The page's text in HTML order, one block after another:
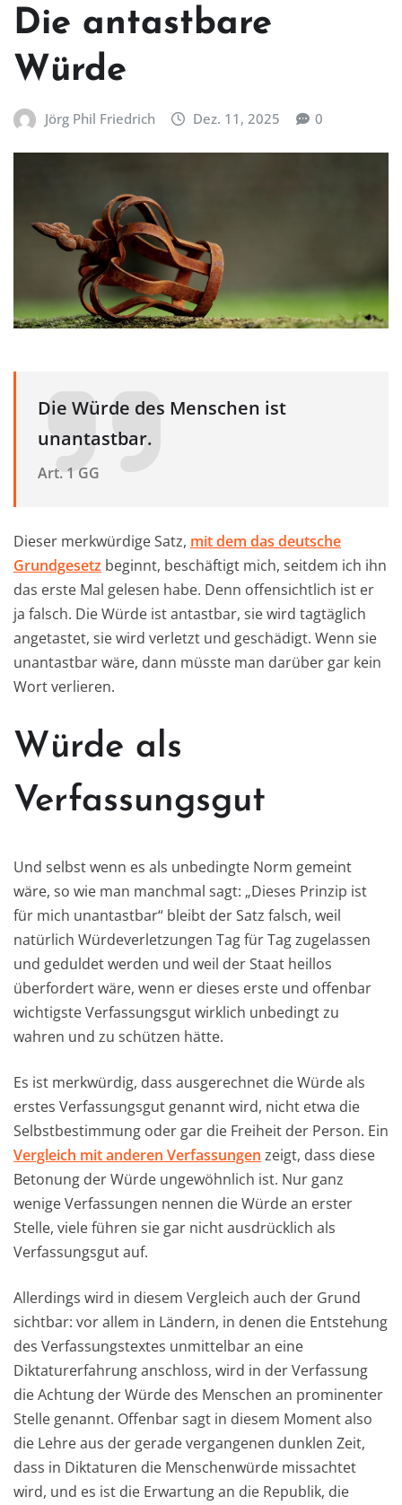
Die antastbare
Würde
Jörg Phil Friedrich Dez. 11, 2025 0
Die Würde des Menschen ist
unantastbar.
Art. 1 GG
Dieser merkwürdige Satz, mit dem das deutsche
Grundgesetz beginnt, beschäftigt mich, seitdem ich ihn
das erste Mal gelesen habe. Denn offensichtlich ist er
ja falsch. Die Würde ist antastbar, sie wird tagtäglich
angetastet, sie wird verletzt und geschädigt. Wenn sie
unantastbar wäre, dann müsste man darüber gar kein
Wort verlieren.
Würde als
Verfassungsgut
Und selbst wenn es als unbedingte Norm gemeint
wäre, so wie man manchmal sagt: „Dieses Prinzip ist
für mich unantastbar“ bleibt der Satz falsch, weil
natürlich Würdeverletzungen Tag für Tag zugelassen
und geduldet werden und weil der Staat heillos
überfordert wäre, wenn er dieses erste und offenbar
wichtigste Verfassungsgut wirklich unbedingt zu
wahren und zu schützen hätte.
Es ist merkwürdig, dass ausgerechnet die Würde als
erstes Verfassungsgut genannt wird, nicht etwa die
Selbstbestimmung oder gar die Freiheit der Person. Ein
Vergleich mit anderen Verfassungen zeigt, dass diese
Betonung der Würde ungewöhnlich ist. Nur ganz
wenige Verfassungen nennen die Würde an erster
Stelle, viele führen sie gar nicht ausdrücklich als
Verfassungsgut auf.
Allerdings wird in diesem Vergleich auch der Grund
sichtbar: vor allem in Ländern, in denen die Entstehung
des Verfassungstextes unmittelbar an eine
Diktaturerfahrung anschloss, wird in der Verfassung
die Achtung der Würde des Menschen an prominenter
Stelle genannt. Offenbar sagt in diesem Moment also
die Lehre aus der gerade vergangenen dunklen Zeit,
dass in Diktaturen die Menschenwürde missachtet
wird, und es ist die Erwartung an die Republik, die